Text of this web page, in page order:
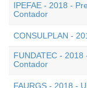
IPEFAE - 2018 -
Contador
CONSULPLAN -
FUNDATEC -
Contador
FAURGS - 2018 -